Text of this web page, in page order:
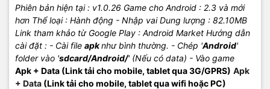
Phiên bản hiện tại : v1.0.26 Game cho Android : 2.3 và mới
hơn Thể loại : Hành động - Nhập vai Dung lượng : 82.10MB
Link tham khảo từ Google Play : Android Market Hướng dẫn
cài đặt : - Cài file apknhư bình thường. - Chép 'Android'
folder vào 'sdcard/Android/' (Nếu có data) - Vào game
Apk + Data (Link tải cho mobile, tablet qua 3G/GPRS) Apk
+ Data (Link tải cho mobile, tablet qua wifi hoặc PC)